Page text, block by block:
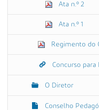
Ata n.º 2
Ata n.º 1
Regimento do
Concurso para
O Diretor
Conselho